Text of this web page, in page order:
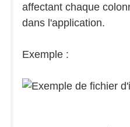
affectant chaque
dans l'application.
Exemple :